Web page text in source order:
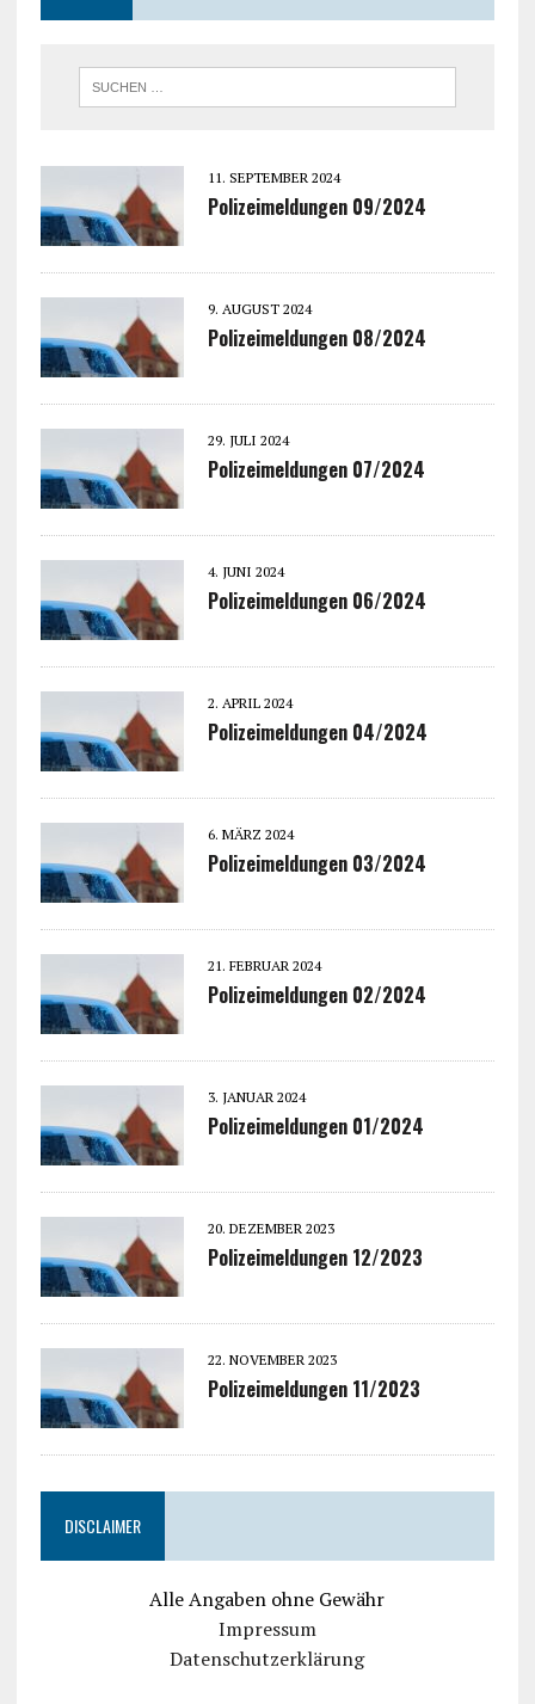
11. SEPTEMBER 2024
Polizeimeldungen 09/2024
9. AUGUST 2024
Polizeimeldungen 08/2024
29. JULI 2024
Polizeimeldungen 07/2024
4. JUNI 2024
Polizeimeldungen 06/2024
2. APRIL 2024
Polizeimeldungen 04/2024
6. MÄRZ 2024
Polizeimeldungen 03/2024
21. FEBRUAR 2024
Polizeimeldungen 02/2024
3. JANUAR 2024
Polizeimeldungen 01/2024
20. DEZEMBER 2023
Polizeimeldungen 12/2023
22. NOVEMBER 2023
Polizeimeldungen 11/2023
DISCLAIMER
Alle Angaben ohne Gewähr
Impressum
Datenschutzerklärung